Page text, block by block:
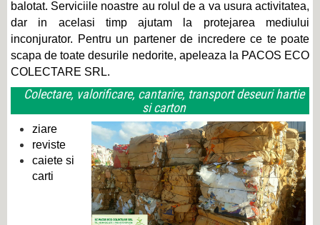
balotat. Serviciile noastre au rolul de a va usura activitatea,
dar in acelasi timp ajutam la protejarea mediului
inconjurator. Pentru un partener de incredere ce te poate
scapa de toate desurile nedorite, apeleaza la PACOS ECO
COLECTARE SRL.
Colectare, valorificare, cantarire, transport deseuri hartie
si carton
ziare
reviste
caiete si
carti